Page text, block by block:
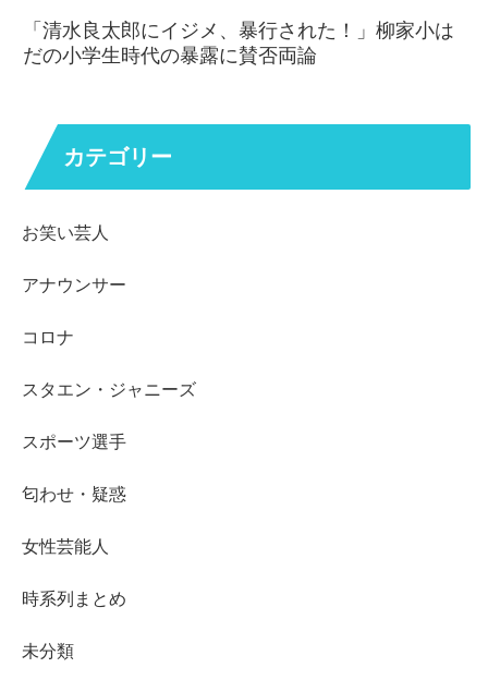
「清水良太郎にイジメ、暴行された！」柳家小は
だの小学生時代の暴露に賛否両論
カテゴリー
お笑い芸人
アナウンサー
コロナ
スタエン・ジャニーズ
スポーツ選手
匂わせ・疑惑
女性芸能人
時系列まとめ
未分類